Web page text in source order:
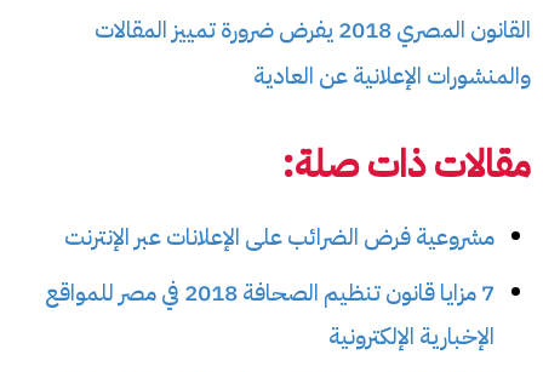
القانون المصري 2018 يفرض ضرورة تمييز المقالات
والمنشورات الإعلانية عن العادية
مقالات ذات صلة:
مشروعية فرض الضرائب على الإعلانات عبر الإنترنت
7 مزايا قانون تنظيم الصحافة 2018 في مصر للمواقع
الإخبارية الإلكترونية